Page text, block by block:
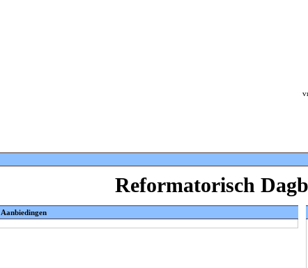
Reformatorisch
Aanbiedingen